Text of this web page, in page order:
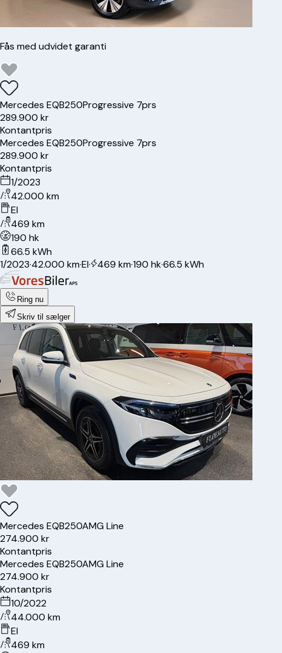
Fås med udvidet garanti
Mercedes EQB250Progressive 7prs
289.900 kr
Kontantpris
Mercedes EQB250Progressive 7prs
289.900 kr
Kontantpris
1/2023
42.000 km
El
469 km
190 hk
66.5 kWh
1/2023·42.000 km·El· 469 km·190 hk·66.5 kWh
Ring nu
Skriv til sælger
Mercedes EQB250AMG Line
274.900 kr
Kontantpris
Mercedes EQB250AMG Line
274.900 kr
Kontantpris
10/2022
44.000 km
El
469 km